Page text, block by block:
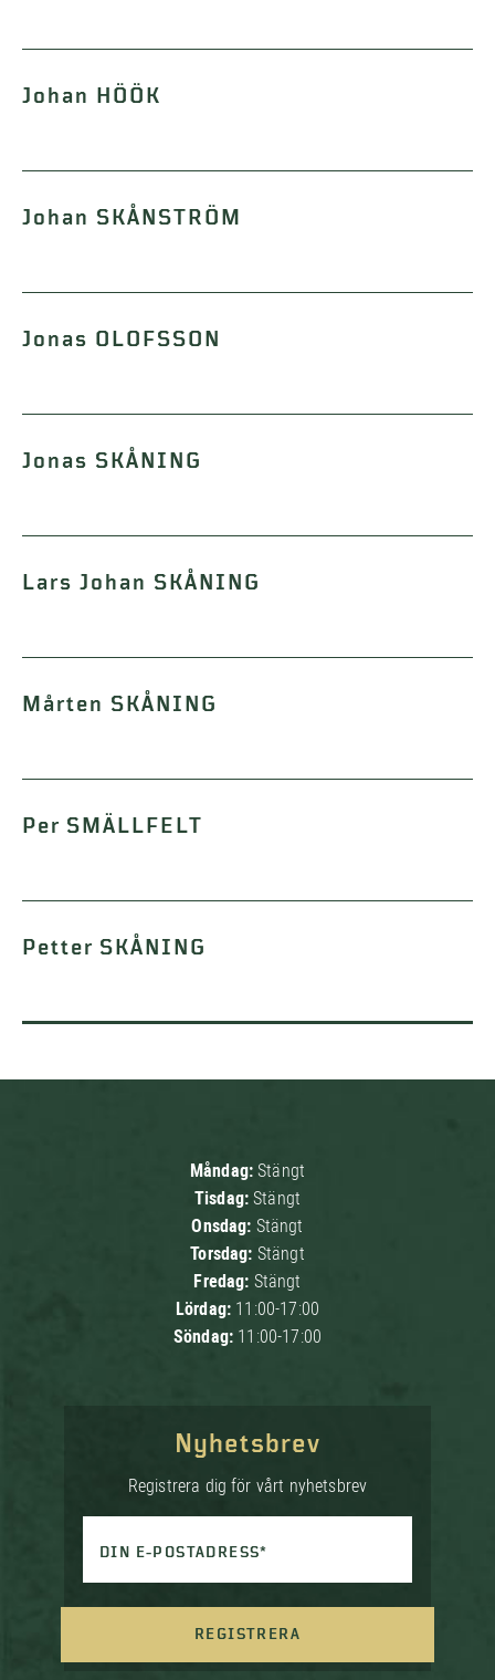
Johan HÖÖK
Johan SKÅNSTRÖM
Jonas OLOFSSON
Jonas SKÅNING
Lars Johan SKÅNING
Mårten SKÅNING
Per SMÄLLFELT
Petter SKÅNING
Måndag:Stängt
Tisdag:Stängt
Onsdag: Stängt
Torsdag: Stängt
Fredag: Stängt
Lördag: 11:00-17:00
Söndag: 11:00-17:00
Nyhetsbrev
Registrera dig för vårt nyhetsbrev
DIN E-POSTADRESS*
REGISTRERA